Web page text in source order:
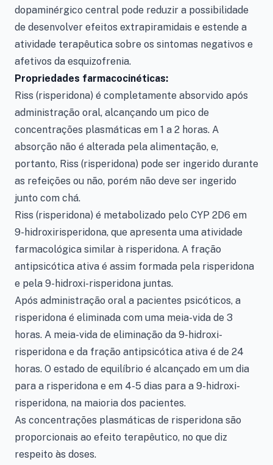
dopaminérgico central pode reduzir a possibilidade
de desenvolver efeitos extrapiramidais e estende a
atividade terapêutica sobre os sintomas negativos e
afetivos da esquizofrenia.
Propriedades farmacocinéticas:
Riss (risperidona) é completamente absorvido após
administração oral, alcançando um pico de
concentrações plasmáticas em 1 a 2 horas. A
absorção não é alterada pela alimentação, e,
portanto, Riss (risperidona) pode ser ingerido durante
as refeições ou não, porém não deve ser ingerido
junto com chá.
Riss (risperidona) é metabolizado pelo CYP 2D6 em
9-hidroxirisperidona, que apresenta uma atividade
farmacológica similar à risperidona. A fração
antipsicótica ativa é assim formada pela risperidona
e pela 9-hidroxi-risperidona juntas.
Após administração oral a pacientes psicóticos, a
risperidona é eliminada com uma meia-vida de 3
horas. A meia-vida de eliminação da 9-hidroxi-
risperidona e da fração antipsicótica ativa é de 24
horas. O estado de equilíbrio é alcançado em um dia
para a risperidona e em 4-5 dias para a 9-hidroxi-
risperidona, na maioria dos pacientes.
As concentrações plasmáticas de risperidona são
proporcionais ao efeito terapêutico, no que diz
respeito às doses.